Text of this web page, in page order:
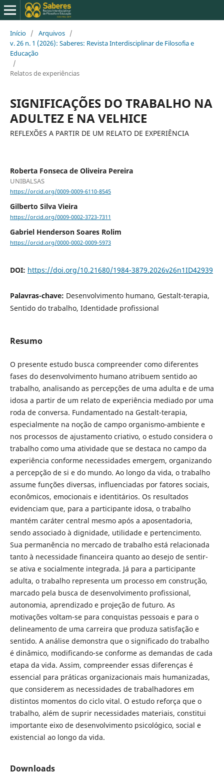
Início / Arquivos /
v. 26 n. 1 (2026): Saberes: Revista Interdisciplinar de Filosofia e
Educação
/
Relatos de experiências
SIGNIFICAÇÕES DO TRABALHO NA
ADULTEZ E NA VELHICE
REFLEXÕES A PARTIR DE UM RELATO DE EXPERIÊNCIA
Roberta Fonseca de Oliveira Pereira
UNIBALSAS
https://orcid.org/0009-0009-6110-8545
Gilberto Silva Vieira
https://orcid.org/0009-0002-3723-7311
Gabriel Henderson Soares Rolim
https://orcid.org/0000-0002-0009-5973
DOI: https://doi.org/10.21680/1984-3879.2026v26n1ID42939
Palavras-chave: Desenvolvimento humano, Gestalt-terapia,
Sentido do trabalho, Identidade profissional
Resumo
O presente estudo busca compreender como diferentes
fases do desenvolvimento humano atribuem sentido ao
trabalho, analisando as percepções de uma adulta e de uma
idosa a partir de um relato de experiência mediado por uma
roda de conversa. Fundamentado na Gestalt-terapia,
especialmente na noção de campo organismo-ambiente e
nos processos de ajustamento criativo, o estudo considera o
trabalho como uma atividade que se destaca no campo da
experiência conforme necessidades emergem, organizando
a percepção de si e do mundo. Ao longo da vida, o trabalho
assume funções diversas, influenciadas por fatores sociais,
econômicos, emocionais e identitários. Os resultados
evidenciam que, para a participante idosa, o trabalho
mantém caráter central mesmo após a aposentadoria,
sendo associado à dignidade, utilidade e pertencimento.
Sua permanência no mercado de trabalho está relacionada
tanto à necessidade financeira quanto ao desejo de sentir-
se ativa e socialmente integrada. Já para a participante
adulta, o trabalho representa um processo em construção,
marcado pela busca de desenvolvimento profissional,
autonomia, aprendizado e projeção de futuro. As
motivações voltam-se para conquistas pessoais e para o
delineamento de uma carreira que produza satisfação e
sentido. A análise demonstra que o significado do trabalho
é dinâmico, modificando-se conforme as demandas de cada
etapa da vida. Assim, compreender essas diferenças é
essencial para práticas organizacionais mais humanizadas,
que considerem as necessidades de trabalhadores em
distintos momentos do ciclo vital. O estudo reforça que o
trabalho, além de suprir necessidades materiais, constitui
importante eixo de desenvolvimento psicológico, social e
existencial ao longo da vida.
Downloads